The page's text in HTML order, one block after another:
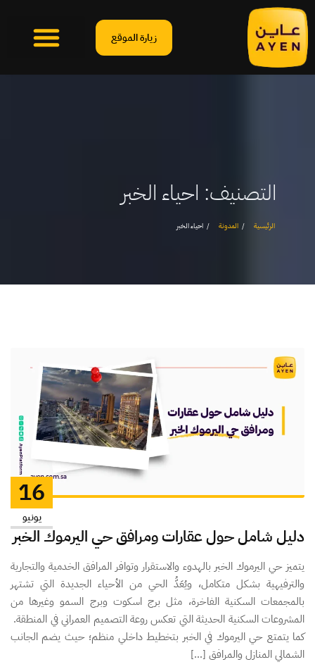
زيارة الموقع
التصنيف: احياء الخبر
الرئيسية المدونة احياء الخبر
دليل شامل حول عقارات ومرافق حي اليرموك الخبر
يتميز حي اليرموك الخبر بالهدوء والاستقرار وتوافر المرافق الخدمية والتجارية
والترفيهية بشكل متكامل، ويُعَدُّ الحي من الأحياء الجديدة التي تشتهر
بالمجمعات السكنية الفاخرة، مثل برج اسكوت وبرج السمو وغيرها من
المشروعات السكنية الحديثة التي تعكس روعة التصميم العمراني في المنطقة.
كما يتمتع حي اليرموك في الخبر بتخطيط داخلي منظم؛ حيث يضم الجانب
الشمالي المنازل والمرافق […]
16
يونيو